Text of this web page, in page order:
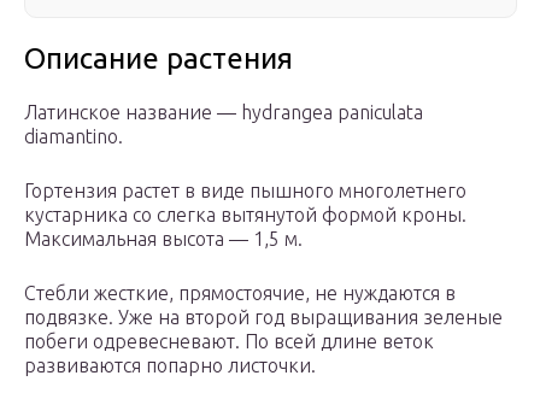
Описание растения
Латинское название — hydrangea paniculata
diamantino.
Гортензия растет в виде пышного многолетнего
кустарника со слегка вытянутой формой кроны.
Максимальная высота — 1,5 м.
Стебли жесткие, прямостоячие, не нуждаются в
подвязке. Уже на второй год выращивания зеленые
побеги одревесневают. По всей длине веток
развиваются попарно листочки.